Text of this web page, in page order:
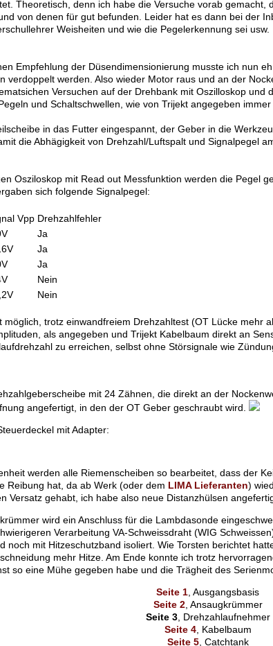
Theoretisch, denn ich habe die Versuche vorab gemacht,
von denen für gut befunden. Leider hat es dann bei der
Weisheiten und wie die Pegelerkennung sei usw.
Empfehlung der Düsendimensionierung musste ich nun
verdoppelt werden. Also wieder Motor raus und an der
Versuchen auf der Drehbank mit Oszilloskop
und Schaltschwellen, wie von Trijekt angegeben
in das Futter eingespannt, der Geber in die
die Abhägigkeit von Drehzahl/Luftspalt und Signalpegel
Osziloskop mit Read out Messfunktion werden die Pegel
sich folgende Signalpegel:
Vpp Drehzahlfehler
Ja
Ja
Ja
Nein
Nein
möglich, trotz einwandfreiem Drehzahltest (OT Lücke mehr
als angegeben und Trijekt Kabelbaum direkt an
zu erreichen, selbst ohne Störsignale wie
mit 24 Zähnen, die direkt an der
angefertigt, in den der OT Geber geschraubt wird.
mit Adapter:
werden alle Riemenscheiben so bearbeitet, dass der
Reibung hat, da ab Werk (oder dem LIMA Lieferanten)
Versatz gehabt, ich habe also neue Distanzhülsen
wird ein Anschluss für die Lambdasonde
Verarbeitung VA-Schweissdraht (WIG
noch mit Hitzeschutzband isoliert. Wie Torsten berichtet
mehr Hitze. Am Ende konnte ich trotz
so eine Mühe gegeben habe und die Trägheit des
Seite 1, Ausgangsbasis
Seite 2, Ansaugkrümmer
Seite 3, Drehzahlaufnehmer
Seite 4, Kabelbaum
Seite 5, Catchtank